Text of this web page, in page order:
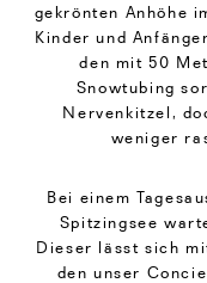
gekrönten Anhöhe
Kinder und
den mit 50
Snowtubing
Nervenkitzel,
weniger
Bei einem
Spitzingsee
Dieser lässt sich
den unser